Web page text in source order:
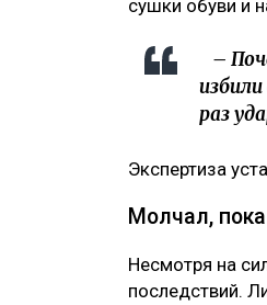
сушки обуви и
–
раз
Экспертиза
Молчал,
Несмотря на
последствий.